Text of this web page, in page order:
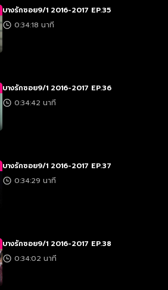
บางรักซอย9/1 2016-2017 EP.35
0:34:18 นาที
บางรักซอย9/1 2016-2017 EP.36
0:34:42 นาที
บางรักซอย9/1 2016-2017 EP.37
0:34:29 นาที
บางรักซอย9/1 2016-2017 EP.38
0:34:02 นาที